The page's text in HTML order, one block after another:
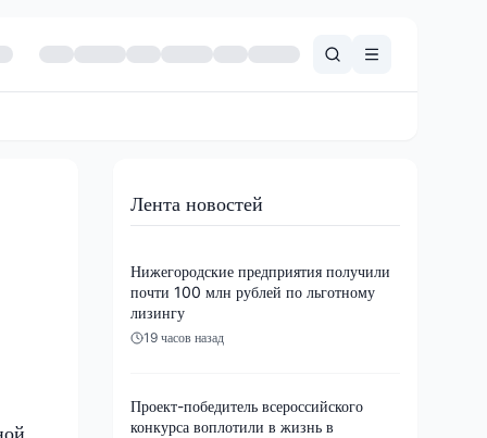
Лента новостей
Нижегородские предприятия получили
почти 100 млн рублей по льготному
лизингу
19 часов назад
Проект-победитель всероссийского
конкурса воплотили в жизнь в